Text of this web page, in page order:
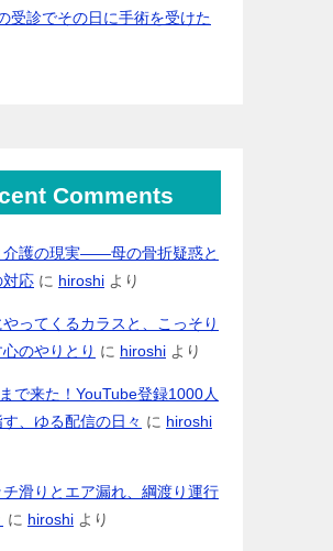
受診でその日に手術を受けた
Comments
介護の現実――母の骨折疑惑と
対応 に hiroshi より
ってくるカラスと、こっそり
のやりとり に hiroshi より
で来た！YouTube登録1000人
、ゆる配信の日々 に hiroshi
チ滑りとエア漏れ、綱渡り運行
に hiroshi より